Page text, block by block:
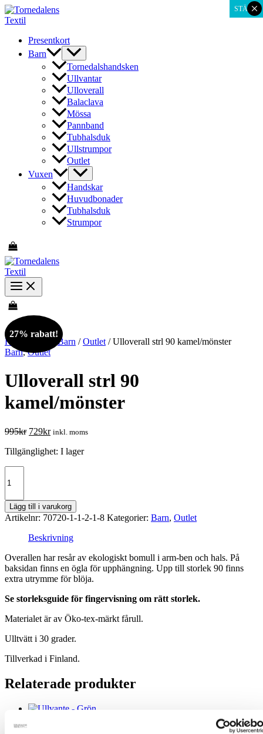
Hoppa
till
Presentkort
Barn
Tornedalshandsken
Ullvantar
Ulloverall
Balaclava
Mössa
Pannband
Tubhalsduk
Ullstrumpor
Outlet
Vuxen
Handskar
Huvudbonader
Tubhalsduk
Strumpor
27% rabatt!
Hem Barn /Outlet / Ulloverall strl 90 kamel/mönster
Barn,Outlet
Ulloverall strl 90
kamel/mönster
995kr Det
priset
729krDet
priset
inkl. moms
Tillgänglighet: I lager
strl
kamel/mönster
mängd
Lägg till i varukorg
Artikelnr: 70720-1-1-2-1-8 Kategorier: Barn, Outlet
Beskrivning
Overallen har resår av ekologiskt bomull i arm-ben och hals. På
baksidan finns en ögla för upphängning. Upp till storlek 90 finns
extra utrymme för blöja.
Se storleksguide för fingervisning om rätt storlek.
Materialet är av Öko-tex-märkt fårull.
Ulltvätt i 30 grader.
Tillverkad i Finland.
Relaterade produkter
STÄNG
×